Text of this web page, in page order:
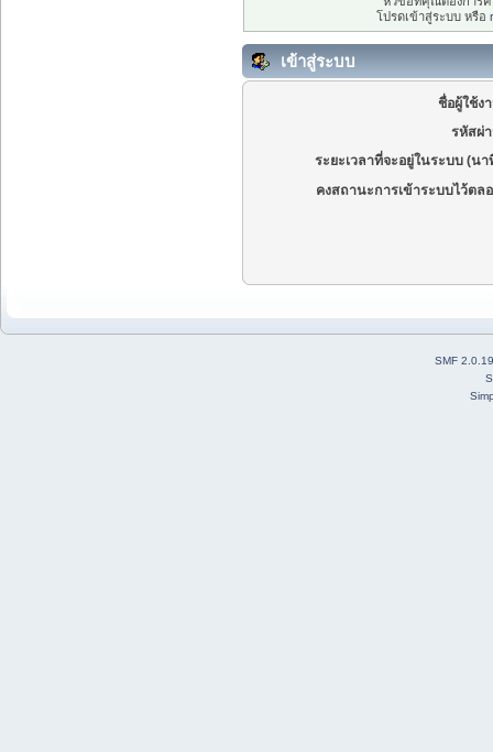
โปรดเข้าสู่ระบบ หรือ
เข้าสู่ระบบ
ชื่อผู้ใช้ง
รหัสผ่
ระยะเวลาที่จะอยู่ในระบบ (นา
คงสถานะการเข้าระบบไว้ตล
SMF 2.0.19